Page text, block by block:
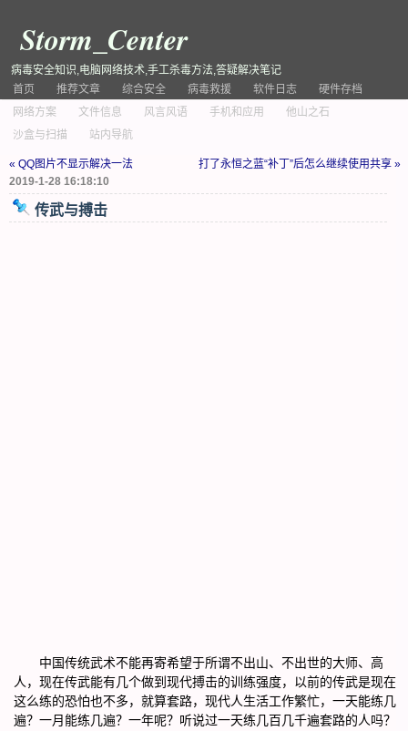
Storm_Center
病毒安全知识,电脑网络技术,手工杀毒方法,答疑解决笔记
首页
推荐文章 综合安全 病毒救援 软件日志
硬件存档
网络方案
文件信息 风言风语 手机和应用
他山之石
沙盒与扫描
站内导航
« QQ图片不显示解决一法
打了永恒之蓝“补丁”后怎么继续使用共享 »
2019-1-28 16:18:10
传武与搏击
中国传统武术不能再寄希望于所谓不出山、不出世的大师、高
人，现在传武能有几个做到现代搏击的训练强度，以前的传武是现在
这么练的恐怕也不多，就算套路，现代人生活工作繁忙，一天能练几
遍？一月能练几遍？一年呢？听说过一天练几百几千遍套路的人吗？